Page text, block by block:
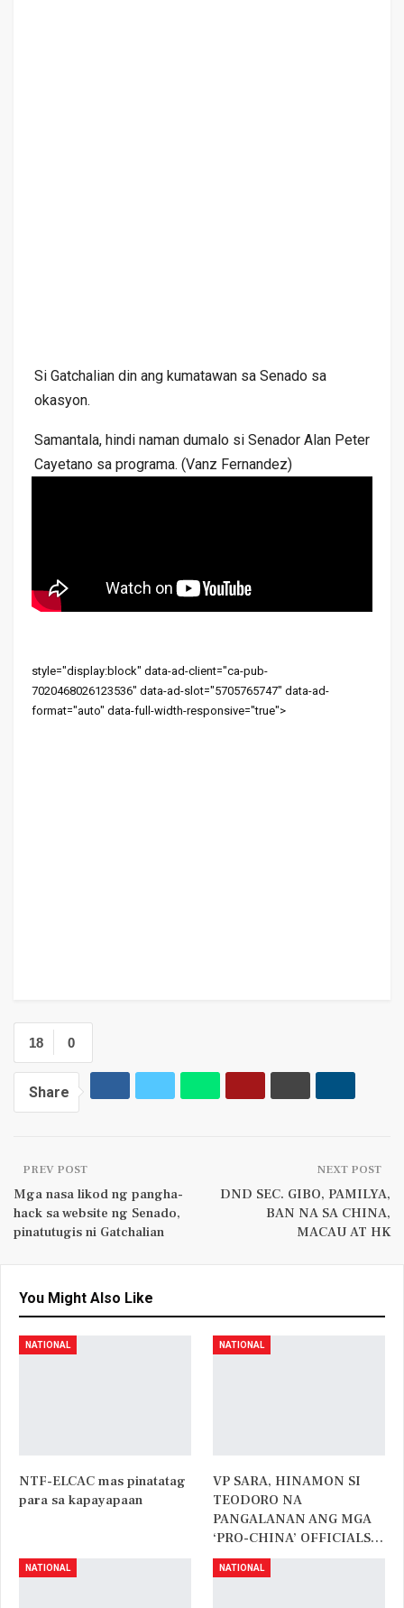
Si Gatchalian din ang kumatawan sa Senado sa
okasyon.
Samantala, hindi naman dumalo si Senador Alan Peter
Cayetano sa programa. (Vanz Fernandez)
style="display:block" data-ad-client="ca-pub-
7020468026123536" data-ad-slot="5705765747" data-ad-
format="auto" data-full-width-responsive="true">
0
18
Share
PREV POST
Mga nasa likod ng pangha-
hack sa website ng Senado,
pinatutugis ni Gatchalian
NEXT POST
DND SEC. GIBO, PAMILYA,
BAN NA SA CHINA,
MACAU AT HK
You Might Also Like
NATIONAL
NTF-ELCAC mas pinatatag
para sa kapayapaan
NATIONAL
VP SARA, HINAMON SI
TEODORO NA
PANGALANAN ANG MGA
‘PRO-CHINA’ OFFICIALS…
NATIONAL NATIONAL